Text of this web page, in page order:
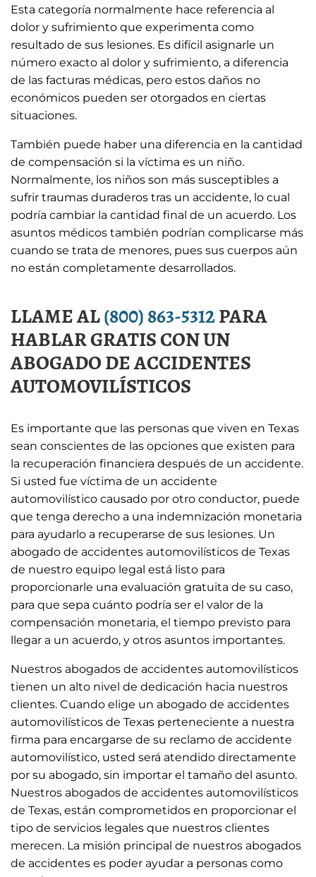
Esta categoría normalmente hace referencia al
dolor y sufrimiento que experimenta como
resultado de sus lesiones. Es difícil asignarle un
número exacto al dolor y sufrimiento, a diferencia
de las facturas médicas, pero estos daños no
económicos pueden ser otorgados en ciertas
situaciones.
También puede haber una diferencia en la cantidad
de compensación si la víctima es un niño.
Normalmente, los niños son más susceptibles a
sufrir traumas duraderos tras un accidente, lo cual
podría cambiar la cantidad final de un acuerdo. Los
asuntos médicos también podrían complicarse más
cuando se trata de menores, pues sus cuerpos aún
no están completamente desarrollados.
LLAME AL(800) 863-5312PARA
HABLAR GRATIS CON UN
ABOGADO DE ACCIDENTES
AUTOMOVILÍSTICOS
Es importante que las personas que viven en Texas
sean conscientes de las opciones que existen para
la recuperación financiera después de un accidente.
Si usted fue víctima de un accidente
automovilístico causado por otro conductor, puede
que tenga derecho a una indemnización monetaria
para ayudarlo a recuperarse de sus lesiones. Un
abogado de accidentes automovilísticos de Texas
de nuestro equipo legal está listo para
proporcionarle una evaluación gratuita de su caso,
para que sepa cuánto podría ser el valor de la
compensación monetaria, el tiempo previsto para
llegar a un acuerdo, y otros asuntos importantes.
Nuestros abogados de accidentes automovilísticos
tienen un alto nivel de dedicación hacia nuestros
clientes. Cuando elige un abogado de accidentes
automovilísticos de Texas perteneciente a nuestra
firma para encargarse de su reclamo de accidente
automovilístico, usted será atendido directamente
por su abogado, sin importar el tamaño del asunto.
Nuestros abogados de accidentes automovilísticos
de Texas, están comprometidos en proporcionar el
tipo de servicios legales que nuestros clientes
merecen. La misión principal de nuestros abogados
de accidentes es poder ayudar a personas como